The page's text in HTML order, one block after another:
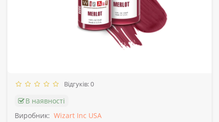
Відгуків: 0
В наявності
Виробник: Wizart Inc USA